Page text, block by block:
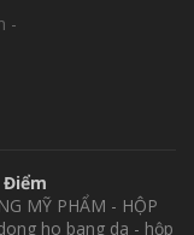
-
Điểm
MỸ PHẨM - HỘP
ho bang da - hộp